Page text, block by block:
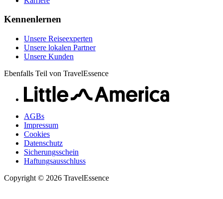
Kennenlernen
Unsere Reiseexperten
Unsere lokalen Partner
Unsere Kunden
Ebenfalls Teil von TravelEssence
AGBs
Impressum
Cookies
Datenschutz
Sicherungsschein
Haftungsausschluss
Copyright © 2026 TravelEssence